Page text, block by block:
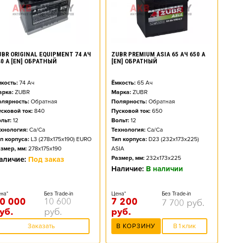
ORIGINAL EQUIPMENT 74 АЧ
А [EN] ОБРАТНЫЙ
74Ач
ZUBR
Обратная
ток: 840
12
Ca/Ca
корпуса: L3 (278x175x190) EURO
мм: 278x175x190
Под заказ
000
Без Trade-in
10 600
руб.
Заказать
ZUBR PREMIUM ASIA 65 АЧ 650 А
[EN] ОБРАТНЫЙ
Ёмкость: 65Ач
Марка: ZUBR
Полярность: Обратная
Пусковой ток: 650
Вольт: 12
Технология: Ca/Ca
Тип корпуса: D23 (232x173x225)
ASIA
Размер, мм: 232x173x225
Наличие: В наличии
Цена*
7 200
руб.
Без Trade-in
7 700 руб.
В КОРЗИНУ В 1 клик